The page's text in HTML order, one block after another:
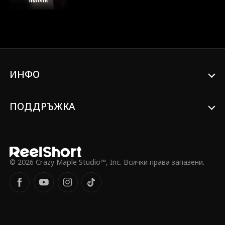
ИНФО
ПОДДРЪЖКА
© 2026 Crazy Maple Studio™, Inc. Всички права запазени.